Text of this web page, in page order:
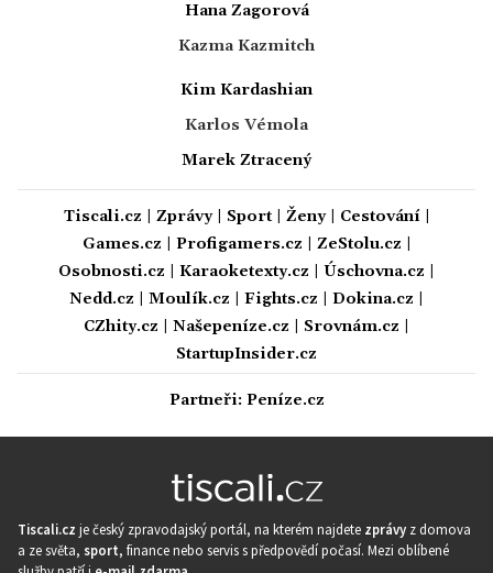
Hana Zagorová
Kazma Kazmitch
Kim Kardashian
Karlos Vémola
Marek Ztracený
Tiscali.cz Zprávy| Sport| Ženy| Cestování|
Games.cz
Profigamers.cz ZeStolu.cz
Osobnosti.cz
Karaoketexty.cz Úschovna.cz
Nedd.cz
Moulík.cz Fights.cz Dokina.cz
CZhity.cz
Našepeníze.cz Srovnám.cz
StartupInsider.cz
Partneři: Peníze.cz
Tiscali.cz je český zpravodajský portál, na kterém najdete zprávy z domova
a ze světa, sport, finance nebo servis s předpovědí počasí. Mezi oblíbené